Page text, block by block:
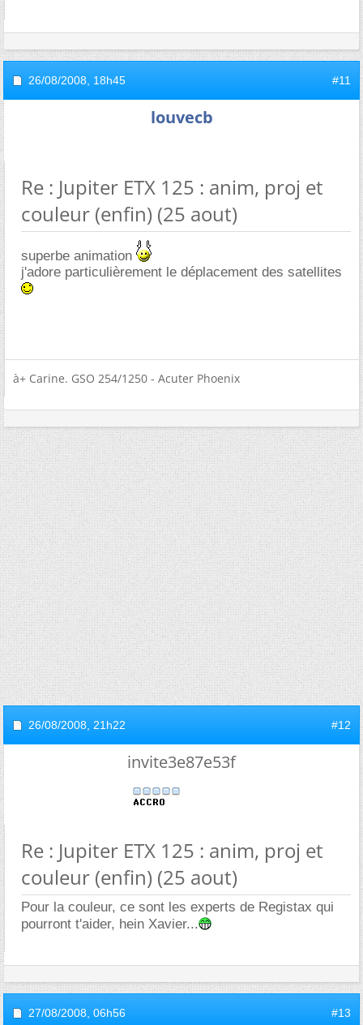
26/08/2008, 18h45 #11
louvecb
Re : Jupiter ETX 125 : anim, proj et
couleur (enfin) (25 aout)
superbe animation
j'adore particulièrement le déplacement des satellites
à+ Carine. GSO 254/1250 - Acuter Phoenix
26/08/2008, 21h22 #12
invite3e87e53f
Re : Jupiter ETX 125 : anim, proj et
couleur (enfin) (25 aout)
Pour la couleur, ce sont les experts de Registax qui
pourront t'aider, hein Xavier...
27/08/2008, 06h56 #13